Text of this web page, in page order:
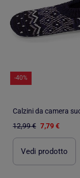
-40%
12,99 € 7,79 €
Vedi prodotto